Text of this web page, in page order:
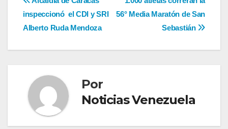
de
entradas
56° Media Maratón de San
Sebastián
inspeccionó el CDI y SRI
Alberto Ruda Mendoza
Por
Noticias Venezuela